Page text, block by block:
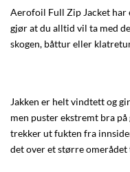
Aerofoil Full Zip Jacket har
gjør at du alltid vil ta med
skogen, båttur eller
Jakken er helt vindtett og
men puster ekstremt bra
trekker ut fukten fra
det over et større omerådet